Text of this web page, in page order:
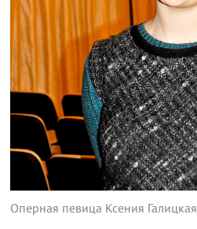
Оперная певица Ксения Галицкая